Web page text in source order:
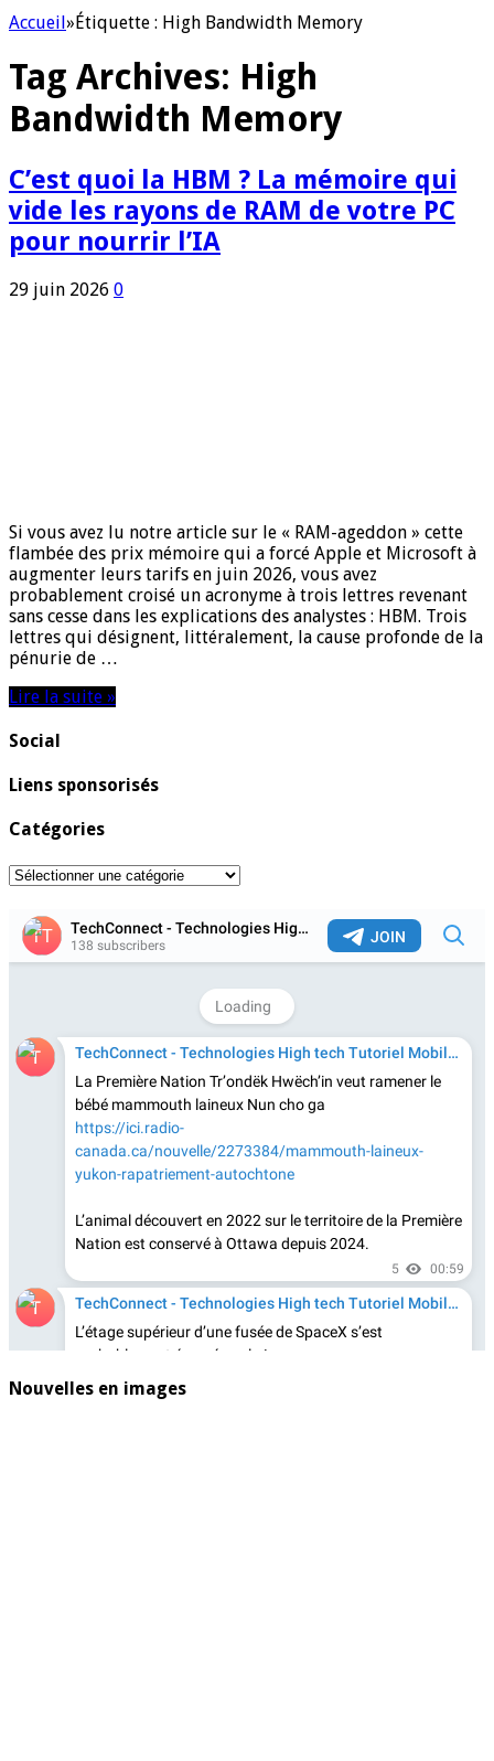
Accueil»Étiquette : High Bandwidth Memory
Tag Archives: High
Bandwidth Memory
C’est quoi la HBM ? La mémoire qui
vide les rayons de RAM de votre PC
pour nourrir l’IA
29 juin 2026 0
Si vous avez lu notre article sur le « RAM-ageddon » cette
flambée des prix mémoire qui a forcé Apple et Microsoft à
augmenter leurs tarifs en juin 2026, vous avez
probablement croisé un acronyme à trois lettres revenant
sans cesse dans les explications des analystes : HBM. Trois
lettres qui désignent, littéralement, la cause profonde de la
pénurie de …
Lire la suite »
Social
Liens sponsorisés
Catégories
Catégories
Nouvelles en images